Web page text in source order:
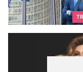
Adhésive : La